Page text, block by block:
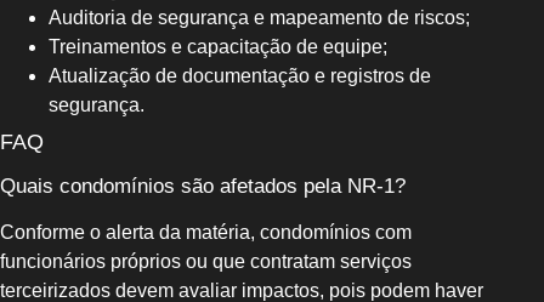
Auditoria de segurança e mapeamento de riscos;
Treinamentos e capacitação de equipe;
Atualização de documentação e registros de
segurança.
FAQ
Quais condomínios são afetados pela NR-1?
Conforme o alerta da matéria, condomínios com
funcionários próprios ou que contratam serviços
terceirizados devem avaliar impactos, pois podem haver